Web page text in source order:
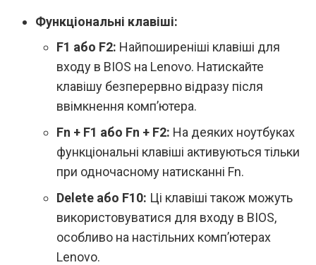
Функціональні клавіші:
F1 або F2: Найпоширеніші клавіші для
входу в BIOS на Lenovo. Натискайте
клавішу безперервно відразу після
ввімкнення комп’ютера.
Fn + F1 або Fn + F2: На деяких ноутбуках
функціональні клавіші активуються тільки
при одночасному натисканні Fn.
Delete або F10: Ці клавіші також можуть
використовуватися для входу в BIOS,
особливо на настільних комп’ютерах
Lenovo.